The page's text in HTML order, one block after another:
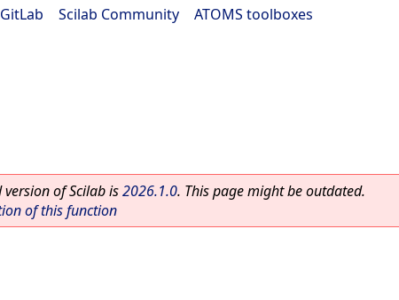
Scilab Community ATOMS toolboxes
of Scilab is2026.1.0. This page might be outdated.
of this function